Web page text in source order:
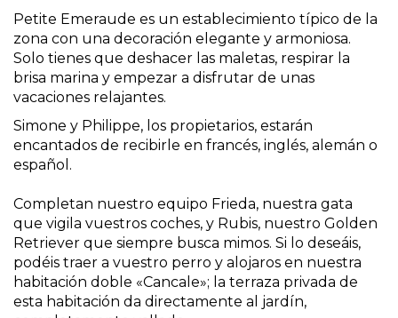
Petite Emeraude es un establecimiento típico de la
zona con una decoración elegante y armoniosa.
Solo tienes que deshacer las maletas, respirar la
brisa marina y empezar a disfrutar de unas
vacaciones relajantes.
Simone y Philippe, los propietarios, estarán
encantados de recibirle en francés, inglés, alemán o
español.
Completan nuestro equipo Frieda, nuestra gata
que vigila vuestros coches, y Rubis, nuestro Golden
Retriever que siempre busca mimos. Si lo deseáis,
podéis traer a vuestro perro y alojaros en nuestra
habitación doble «Cancale»; la terraza privada de
esta habitación da directamente al jardín,